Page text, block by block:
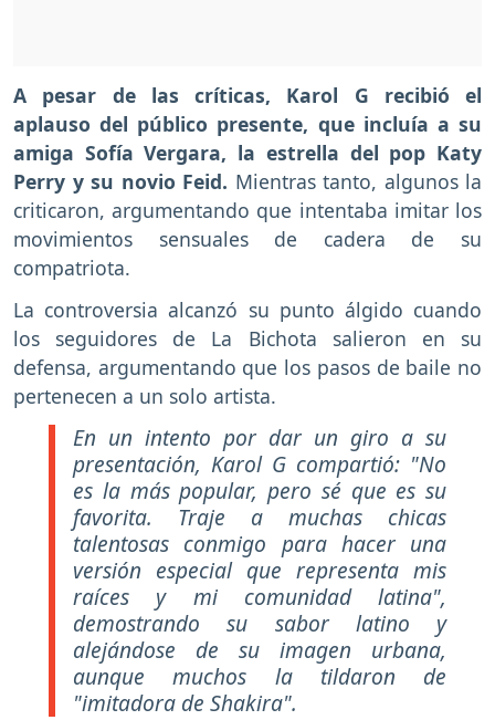
A pesar de las críticas, Karol G recibió el
aplauso del público presente, que incluía a su
amiga Sofía Vergara, la estrella del pop Katy
Perry y su novio Feid. Mientras tanto, algunos la
criticaron, argumentando que intentaba imitar los
movimientos sensuales de cadera de su
compatriota.
La controversia alcanzó su punto álgido cuando
los seguidores de La Bichota salieron en su
defensa, argumentando que los pasos de baile no
pertenecen a un solo artista.
En un intento por dar un giro a su
presentación, Karol G compartió: "No
es la más popular, pero sé que es su
favorita. Traje a muchas chicas
talentosas conmigo para hacer una
versión especial que representa mis
raíces y mi comunidad latina",
demostrando su sabor latino y
alejándose de su imagen urbana,
aunque muchos la tildaron de
"imitadora de Shakira".